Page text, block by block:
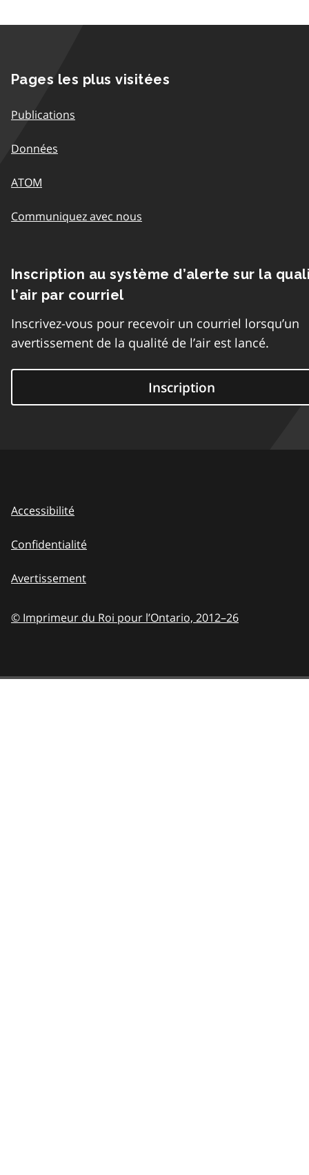
Pages les plus visitées
Publications
Données
ATOM
Communiquez avec nous
Inscription au système d’alerte sur la
l’air par courriel
Inscrivez-vous pour recevoir un courriel lorsqu’un
avertissement de la qualité de l’air est lancé.
Inscription
Accessibilité
Confidentialité
Avertissement
© Imprimeur du Roi pour l’Ontario, 2012–26